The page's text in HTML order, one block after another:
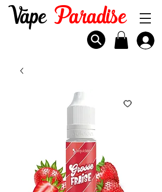
VapeParadise